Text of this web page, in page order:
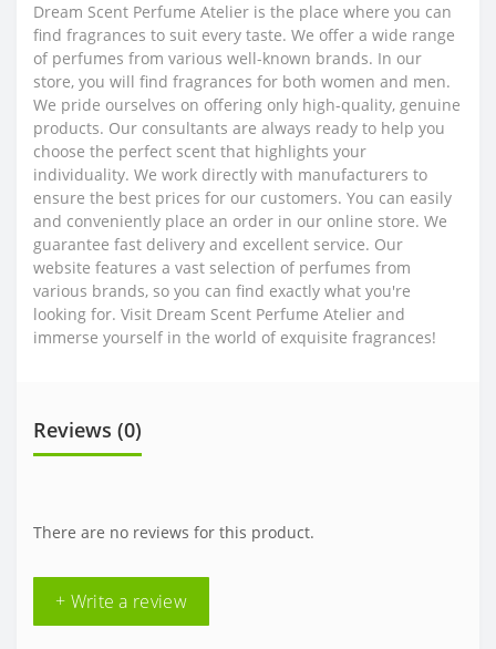
Dream Scent Perfume Atelier is the place where you can
find fragrances to suit every taste. We offer a wide range
of perfumes from various well-known brands. In our
store, you will find fragrances for both women and men.
We pride ourselves on offering only high-quality, genuine
products. Our consultants are always ready to help you
choose the perfect scent that highlights your
individuality. We work directly with manufacturers to
ensure the best prices for our customers. You can easily
and conveniently place an order in our online store. We
guarantee fast delivery and excellent service. Our
website features a vast selection of perfumes from
various brands, so you can find exactly what you're
looking for. Visit Dream Scent Perfume Atelier and
immerse yourself in the world of exquisite fragrances!
Reviews (0)
There are no reviews for this product.
+ Write a review